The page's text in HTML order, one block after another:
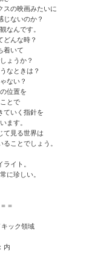
スの映画みたいに
じないのか？
なんです。
どんな時？
着いて
ょうか？
なときは？
ない？
位置を
とで
ていく指針を
ます。
て見る世界は
ことでしょう。
イト。
に珍しい。
＝
ック領域
内